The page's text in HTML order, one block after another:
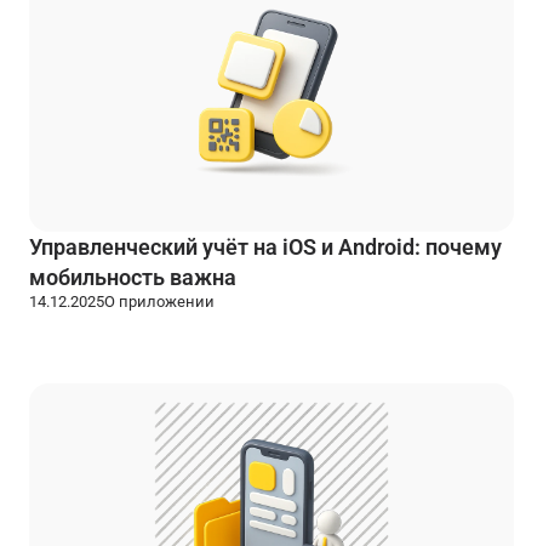
Управленческий учёт на iOS и Android: почему
мобильность важна
14.12.2025О приложении